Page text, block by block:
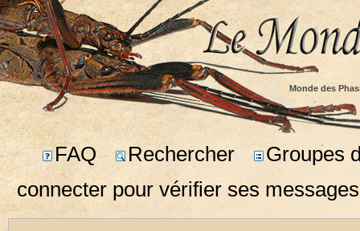
Monde des
FAQ Rechercher
Groupes
connecter pour vérifier ses